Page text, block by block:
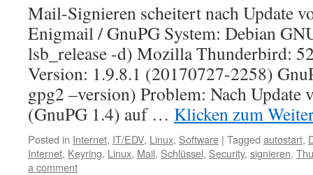
Mail-Signieren scheitert nach Update
Enigmail / GnuPG System: Debian
lsb_release -d) Mozilla Thunderbird:
Version: 1.9.8.1 (20170727-2258)
gpg2 –version) Problem: Nach Update
(GnuPG 1.4) auf … Klicken zum
Posted in Internet, IT/EDV, Linux, Software | Tagged autostart,
Internet, Keyring, Linux, Mail, Schlüssel, Security, signieren,
a comment